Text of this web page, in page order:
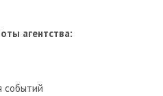
агентства:
событий